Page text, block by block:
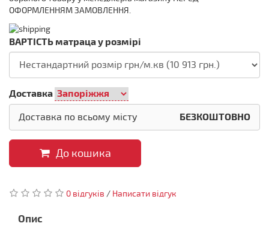
ОФОРМЛЕННЯМ ЗАМОВЛЕННЯ.
ВАРТІСТЬ матраца у розмірі
Доставка
Доставка по всьому місту
БЕЗКОШТОВНО
До кошика
0 відгуків / Написати відгук
Опис